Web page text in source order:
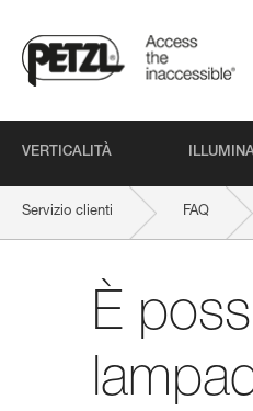
VERTICALITÀ
Servizio clienti FAQ
È